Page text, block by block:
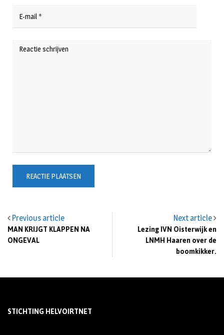
Previous article
MAN KRIJGT KLAPPEN NA
ONGEVAL
Next article
Lezing IVN Oisterwijk en
LNMH Haaren over de
boomkikker.
STICHTING HELVOIRTNET